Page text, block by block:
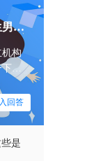
孩
机构
大
男孩
回答
是